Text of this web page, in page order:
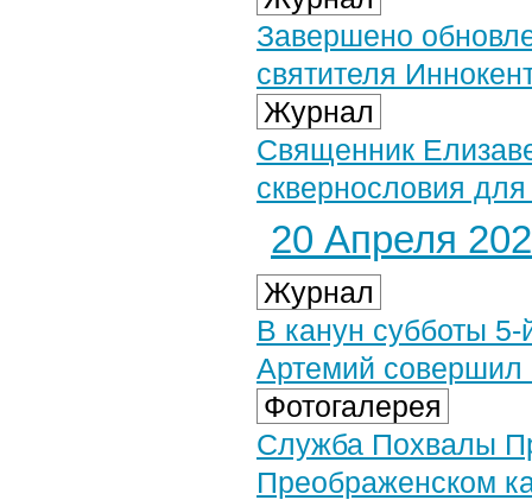
Завершено
святителя
Журнал
Священник
сквернословия
20 Апреля
Журнал
В канун субботы
Артемий совершил
Фотогалерея
Служба Похвалы
Преображенском